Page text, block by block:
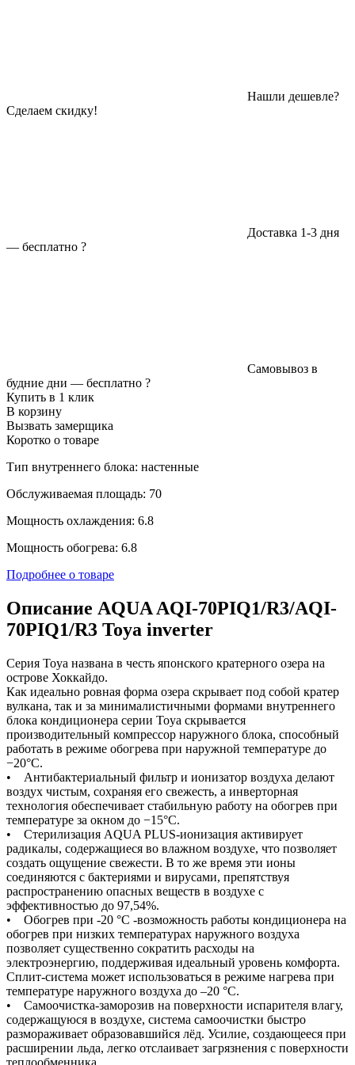
Нашли дешевле?
Сделаем скидку!
Доставка 1-3 дня
— бесплатно ?
Самовывоз в
будние дни — бесплатно ?
Купить в 1 клик
В корзину
Вызвать замерщика
Коротко о товаре
Тип внутреннего блока: настенные
Обслуживаемая площадь: 70
Мощность охлаждения: 6.8
Мощность обогрева: 6.8
Подробнее о товаре
Описание AQUA AQI-70PIQ1/R3/AQI-
70PIQ1/R3 Toya inverter
Серия Toya названа в честь японского кратерного озера на
острове Хоккайдо.
Как идеально ровная форма озера скрывает под собой кратер
вулкана, так и за минималистичными формами внутреннего
блока кондиционера серии Toya скрывается
производительный компрессор наружного блока, способный
работать в режиме обогрева при наружной температуре до
−20°С.
• Антибактериальный фильтр и ионизатор воздуха делают
воздух чистым, сохраняя его свежесть, а инверторная
технология обеспечивает стабильную работу на обогрев при
температуре за окном до −15°С.
• Стерилизация AQUA PLUS-ионизация активирует
радикалы, содержащиеся во влажном воздухе, что позволяет
создать ощущение свежести. В то же время эти ионы
соединяются с бактериями и вирусами, препятствуя
распространению опасных веществ в воздухе с
эффективностью до 97,54%.
• Обогрев при -20 °С -возможность работы кондиционера на
обогрев при низких температурах наружного воздуха
позволяет существенно сократить расходы на
электроэнергию, поддерживая идеальный уровень комфорта.
Сплит-система может использоваться в режиме нагрева при
температуре наружного воздуха до –20 °С.
• Самоочистка-заморозив на поверхности испарителя влагу,
содержащуюся в воздухе, система самоочистки быстро
размораживает образовавшийся лёд. Усилие, создающееся при
расширении льда, легко отслаивает загрязнения с поверхности
теплообменника.